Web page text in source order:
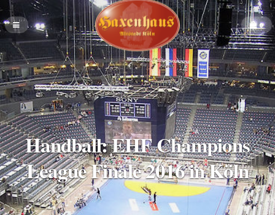
0
Handball: EHF Champions
League Finale 2016 in Köln